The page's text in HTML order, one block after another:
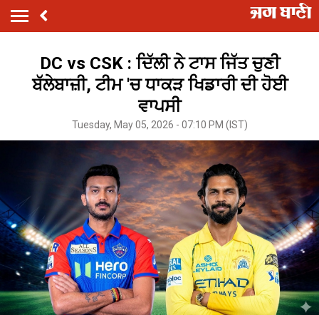
DC vs CSK : ਦਿੱਲੀ ਨੇ ਟਾਸ ਜਿੱਤ ਚੁਣੀ
ਬੱਲੇਬਾਜ਼ੀ, ਟੀਮ 'ਚ ਧਾਕੜ ਖਿਡਾਰੀ ਦੀ ਹੋਈ
ਵਾਪਸੀ
Tuesday, May 05, 2026 - 07:10 PM (IST)